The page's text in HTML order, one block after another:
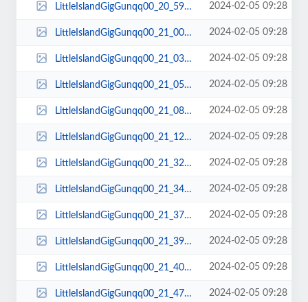
LittleIslandGigGunqq00_20_59qq00145.jpg 2024-02-05 09:28
LittleIslandGigGunqq00_21_00qq00146.jpg 2024-02-05 09:28
LittleIslandGigGunqq00_21_03qq00147.jpg 2024-02-05 09:28
LittleIslandGigGunqq00_21_05qq00148.jpg 2024-02-05 09:28
LittleIslandGigGunqq00_21_08qq00149.jpg 2024-02-05 09:28
LittleIslandGigGunqq00_21_12qq00150.jpg 2024-02-05 09:28
LittleIslandGigGunqq00_21_32qq00151.jpg 2024-02-05 09:28
LittleIslandGigGunqq00_21_34qq00152.jpg 2024-02-05 09:28
LittleIslandGigGunqq00_21_37qq00153.jpg 2024-02-05 09:28
LittleIslandGigGunqq00_21_39qq00154.jpg 2024-02-05 09:28
LittleIslandGigGunqq00_21_40qq00155.jpg 2024-02-05 09:28
LittleIslandGigGunqq00_21_47qq00156.jpg 2024-02-05 09:28